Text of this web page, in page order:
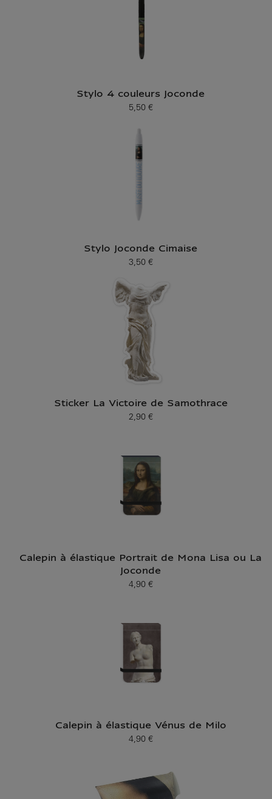
Stylo 4 couleurs Joconde
Prix ​​actuel
5,50 €
Stylo Joconde Cimaise
Prix ​​actuel
3,50 €
Sticker La Victoire de Samothrace
Prix ​​actuel
2,90 €
Calepin à élastique Portrait de Mona Lisa ou La
Joconde
Prix ​​actuel
4,90 €
Calepin à élastique Vénus de Milo
Prix ​​actuel
4,90 €